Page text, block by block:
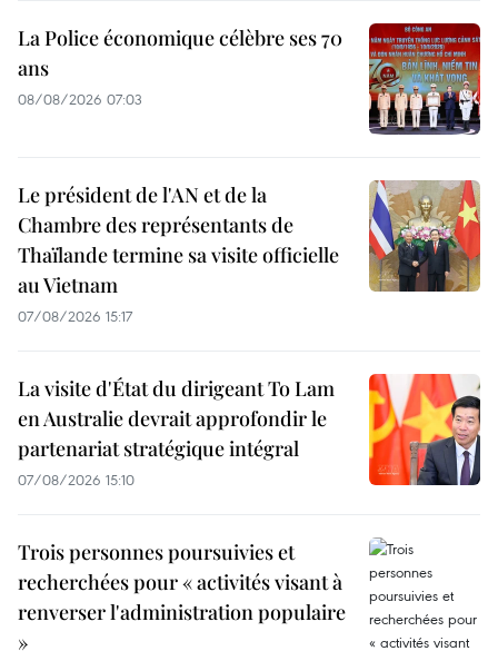
La Police économique célèbre ses 70
ans
08/08/2026 07:03
Le président de l'AN et de la
Chambre des représentants de
Thaïlande termine sa visite officielle
au Vietnam
07/08/2026 15:17
La visite d'État du dirigeant To Lam
en Australie devrait approfondir le
partenariat stratégique intégral
07/08/2026 15:10
Trois personnes poursuivies et
recherchées pour « activités visant à
renverser l'administration populaire
»